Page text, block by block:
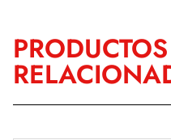
PRODUCTOS